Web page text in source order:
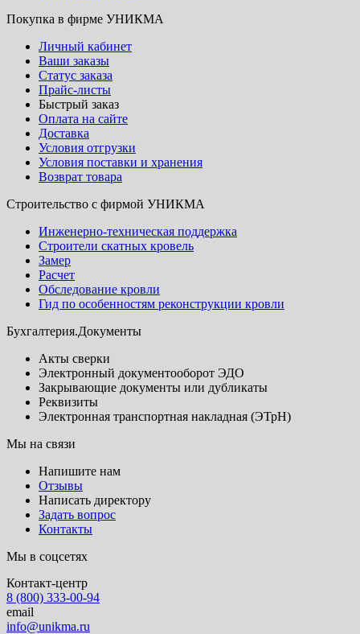
Покупка в фирме УНИКМА
Личный кабинет
Ваши заказы
Статус заказа
Прайс-листы
Быстрый заказ
Оплата на сайте
Доставка
Условия отгрузки
Условия поставки и хранения
Возврат товара
Строительство с фирмой УНИКМА
Инженерно-техническая поддержка
Строители скатных кровель
Замер
Расчет
Обследование кровли
Гид по особенностям реконструкции кровли
Бухгалтерия.Документы
Акты сверки
Электронный документооборот ЭДО
Закрывающие документы или дубликаты
Реквизиты
Электронная транспортная накладная (ЭТрН)
Мы на связи
Напишите нам
Отзывы
Написать директору
Задать вопрос
Контакты
Мы в соцсетях
Контакт-центр
8 (800) 333-00-94
email
info@unikma.ru